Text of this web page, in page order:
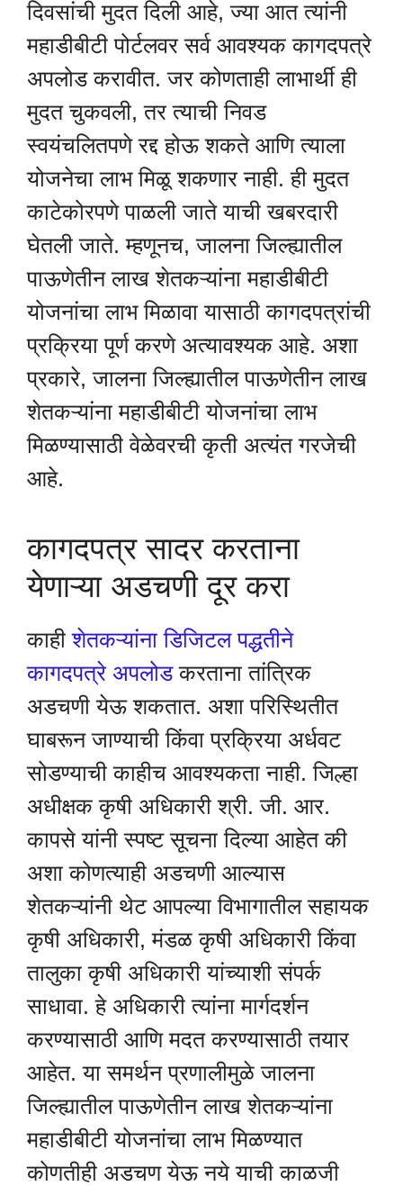
दिवसांची मुदत दिली आहे, ज्या आत त्यांनी
महाडीबीटी पोर्टलवर सर्व आवश्यक कागदपत्रे
अपलोड करावीत. जर कोणताही लाभार्थी ही
मुदत चुकवली, तर त्याची निवड
स्वयंचलितपणे रद्द होऊ शकते आणि त्याला
योजनेचा लाभ मिळू शकणार नाही. ही मुदत
काटेकोरपणे पाळली जाते याची खबरदारी
घेतली जाते. म्हणूनच, जालना जिल्ह्यातील
पाऊणेतीन लाख शेतकऱ्यांना महाडीबीटी
योजनांचा लाभ मिळावा यासाठी कागदपत्रांची
प्रक्रिया पूर्ण करणे अत्यावश्यक आहे. अशा
प्रकारे, जालना जिल्ह्यातील पाऊणेतीन लाख
शेतकऱ्यांना महाडीबीटी योजनांचा लाभ
मिळण्यासाठी वेळेवरची कृती अत्यंत गरजेची
आहे.
कागदपत्र सादर करताना
येणाऱ्या अडचणी दूर करा
काहीशेतकऱ्यांना डिजिटल पद्धतीने
कागदपत्रे अपलोडकरताना तांत्रिक
अडचणी येऊ शकतात. अशा परिस्थितीत
घाबरून जाण्याची किंवा प्रक्रिया अर्धवट
सोडण्याची काहीच आवश्यकता नाही. जिल्हा
अधीक्षक कृषी अधिकारी श्री. जी. आर.
कापसे यांनी स्पष्ट सूचना दिल्या आहेत की
अशा कोणत्याही अडचणी आल्यास
शेतकऱ्यांनी थेट आपल्या विभागातील सहायक
कृषी अधिकारी, मंडळ कृषी अधिकारी किंवा
तालुका कृषी अधिकारी यांच्याशी संपर्क
साधावा. हे अधिकारी त्यांना मार्गदर्शन
करण्यासाठी आणि मदत करण्यासाठी तयार
आहेत. या समर्थन प्रणालीमुळे जालना
जिल्ह्यातील पाऊणेतीन लाख शेतकऱ्यांना
महाडीबीटी योजनांचा लाभ मिळण्यात
कोणतीही अडचण येऊ नये याची काळजी